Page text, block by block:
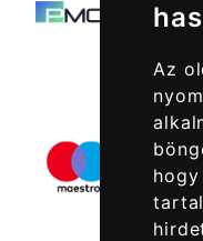
Az